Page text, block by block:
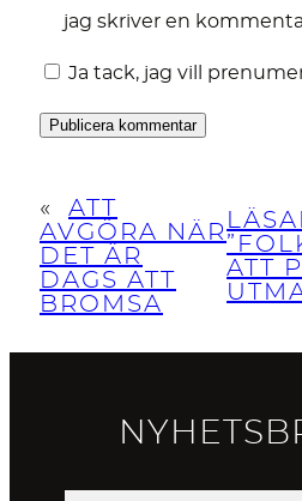
jag skriver en
Ja tack, jag vill
«
ATT
AVGÖRA NÄR
DET ÄR
DAGS ATT
BROMSA
ATT